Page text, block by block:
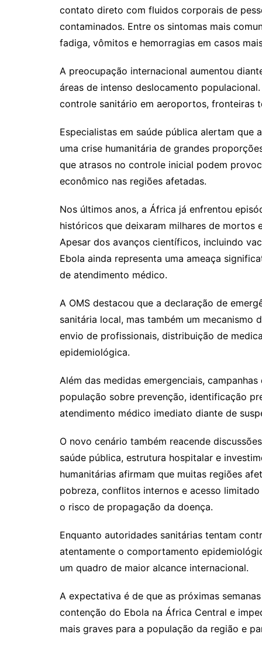
contato direto com fluidos corporais de
contaminados. Entre os sintomas mais
fadiga, vômitos e hemorragias em casos
A preocupação internacional aumentou
áreas de intenso deslocamento
controle sanitário em aeroportos, fronteiras
Especialistas em saúde pública alertam que
uma crise humanitária de grandes
que atrasos no controle inicial podem
econômico nas regiões afetadas.
Nos últimos anos, a África já enfrentou
históricos que deixaram milhares de mortos
Apesar dos avanços científicos, incluindo
Ebola ainda representa uma ameaça
de atendimento médico.
A OMS destacou que a declaração de
sanitária local, mas também um mecanismo
envio de profissionais, distribuição de
epidemiológica.
Além das medidas emergenciais,
população sobre prevenção, identificação
atendimento médico imediato diante de
O novo cenário também reacende
saúde pública, estrutura hospitalar e
humanitárias afirmam que muitas regiões
pobreza, conflitos internos e acesso
o risco de propagação da doença.
Enquanto autoridades sanitárias tentam
atentamente o comportamento
um quadro de maior alcance internacional.
A expectativa é de que as próximas
contenção do Ebola na África Central e
mais graves para a população da região e